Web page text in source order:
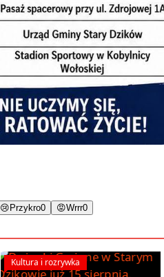
😢Przykro0 😡Wrrr0
Kultura i rozrywka